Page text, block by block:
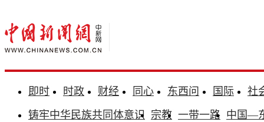
即时 时政 财经 同心 东西问 国际
社
铸牢中华民族共同体意识 宗教 一带一路 中国—